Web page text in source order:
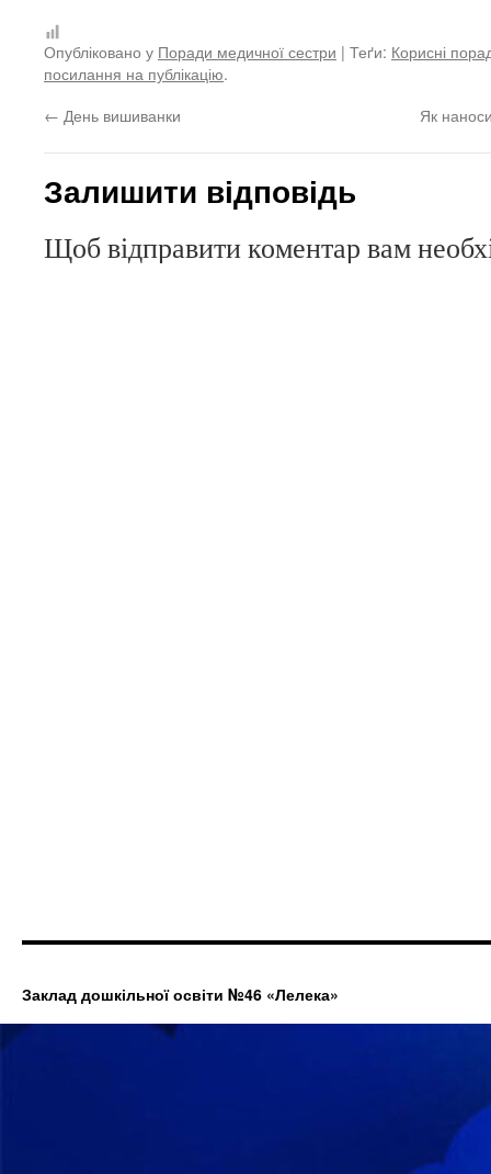
Опубліковано у Поради медичної сестри | Теґи: Корисні
посилання на публікацію.
← День вишиванки Як
Залишити відповідь
Щоб відправити коментар вам
Заклад дошкільної освіти №46 «Лелека»